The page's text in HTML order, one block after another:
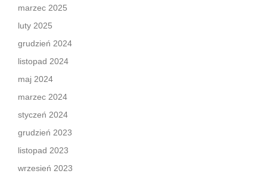
marzec 2025
luty 2025
grudzień 2024
listopad 2024
maj 2024
marzec 2024
styczeń 2024
grudzień 2023
listopad 2023
wrzesień 2023